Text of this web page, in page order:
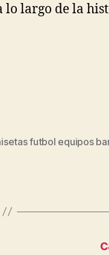
lo largo de la
futbol equipos